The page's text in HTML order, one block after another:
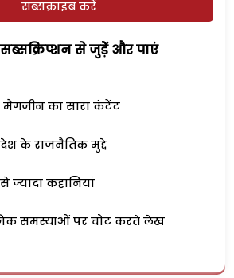
सब्सक्राइब करें
सब्सक्रिप्शन से जुड़ेें और पाएं
मैगजीन का सारा कंटेंट
के राजनैतिक मुद्दे
से ज्यादा कहानियां
समस्याओं पर चोट करते लेख